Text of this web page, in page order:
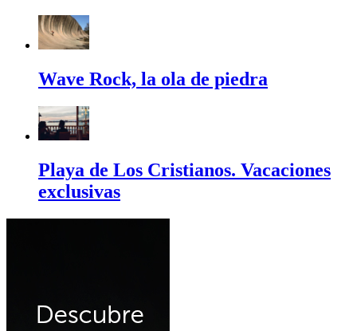
Wave Rock, la ola de piedra
Playa de Los Cristianos. Vacaciones
exclusivas